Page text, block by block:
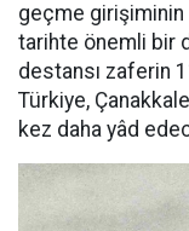
geçme girişiminin
tarihte önemli bir
destansı zaferin
Türkiye,
kez daha yâd